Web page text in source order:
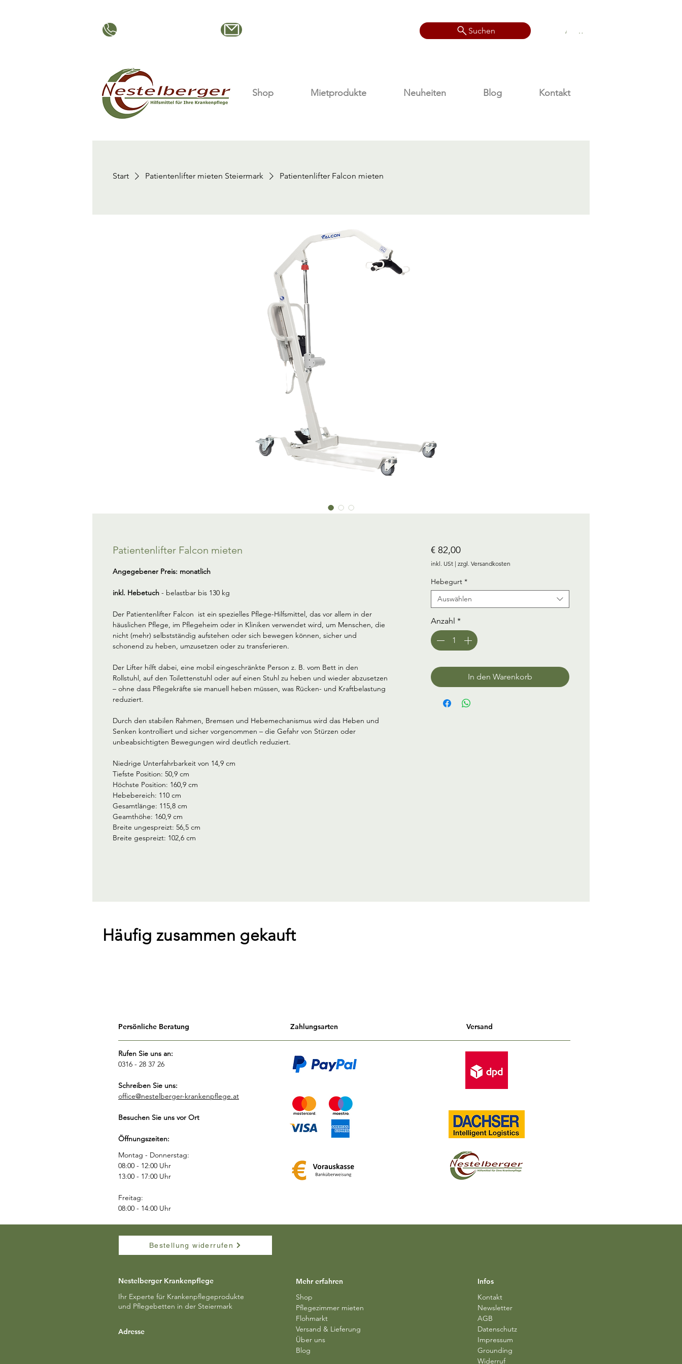
Suchen Anmelden
Shop Mietprodukte Neuheiten Blog Kontakt
Start Patientenlifter mieten Steiermark Patientenlifter Falcon mieten
Patientenlifter Falcon mieten
Angegebener Preis: monatlich
inkl. Hebetuch - belastbar bis 130 kg
Der Patientenlifter Falcon  ist ein spezielles Pflege-Hilfsmittel, das vor allem in der
häuslichen Pflege, im Pflegeheim oder in Kliniken verwendet wird, um Menschen, die
nicht (mehr) selbstständig aufstehen oder sich bewegen können, sicher und
schonend zu heben, umzusetzen oder zu transferieren.
Der Lifter hilft dabei, eine mobil eingeschränkte Person z. B. vom Bett in den
Rollstuhl, auf den Toilettenstuhl oder auf einen Stuhl zu heben und wieder abzusetzen
– ohne dass Pflegekräfte sie manuell heben müssen, was Rücken- und Kraftbelastung
reduziert.
Durch den stabilen Rahmen, Bremsen und Hebemechanismus wird das Heben und
Senken kontrolliert und sicher vorgenommen – die Gefahr von Stürzen oder
unbeabsichtigten Bewegungen wird deutlich reduziert.
Niedrige Unterfahrbarkeit von 14,9 cm
Tiefste Position: 50,9 cm
Höchste Position: 160,9 cm
Hebebereich: 110 cm
Gesamtlänge: 115,8 cm
Geamthöhe: 160,9 cm
Breite ungespreizt: 56,5 cm
Breite gespreizt: 102,6 cm
€ 82,00Preis
inkl. USt| zzgl. Versandkosten
Hebegurt *
Auswählen
Anzahl *
In den Warenkorb
Häufig zusammen gekauft
Persönliche Beratung Zahlungsarten Versand
Rufen Sie uns an:
0316 - 28 37 26
Schreiben Sie uns:
office@nestelberger-krankenpflege.at
Besuchen Sie uns vor Ort
Öffnungszeiten:
Montag - Donnerstag:
08:00 - 12:00 Uhr
13:00 - 17:00 Uhr
Freitag:
08:00 - 14:00 Uhr
Bestellung widerrufen
Nestelberger Krankenpflege
Ihr Experte für Krankenpflegeprodukte
und Pflegebetten in der Steiermark
Adresse
Mehr erfahren
Shop
Pflegezimmer mieten
Flohmarkt
Versand & Lieferung​​
Über uns
Blog
Infos
Kontakt
Newsletter
AGB
Datenschutz
Impressum
Grounding
Widerruf